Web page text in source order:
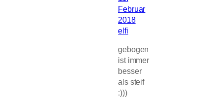
Februar
2018
elfi
gebogen
ist immer
besser
als steif
:)))